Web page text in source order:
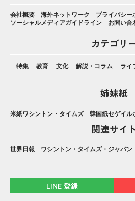
会社概要 海外ネットワーク
プライバシー
ソーシャルメディアガイドライン
お問い合
カテゴリ
特集 教育 文化 解説・コラム ライ
姉妹紙
米紙ワシントン・タイムズ 韓国紙セゲイル
関連サイト
世界日報 ワシントン・タイムズ・ジャパン
LINE 登録